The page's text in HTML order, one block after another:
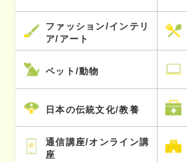
ファッション/インテリ
ア/アート
ペット/動物
日本の伝統文化/教養
通信講座/オンライン講
座